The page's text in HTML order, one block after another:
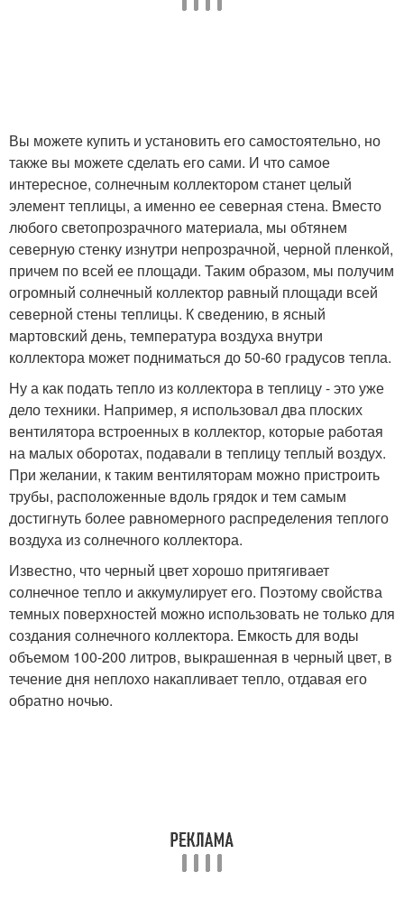
Вы можете купить и установить его самостоятельно, но
также вы можете сделать его сами. И что самое
интересное, солнечным коллектором станет целый
элемент теплицы, а именно ее северная стена. Вместо
любого светопрозрачного материала, мы обтянем
северную стенку изнутри непрозрачной, черной пленкой,
причем по всей ее площади. Таким образом, мы получим
огромный солнечный коллектор равный площади всей
северной стены теплицы. К сведению, в ясный
мартовский день, температура воздуха внутри
коллектора может подниматься до 50-60 градусов тепла.
Ну а как подать тепло из коллектора в теплицу - это уже
дело техники. Например, я использовал два плоских
вентилятора встроенных в коллектор, которые работая
на малых оборотах, подавали в теплицу теплый воздух.
При желании, к таким вентиляторам можно пристроить
трубы, расположенные вдоль грядок и тем самым
достигнуть более равномерного распределения теплого
воздуха из солнечного коллектора.
Известно, что черный цвет хорошо притягивает
солнечное тепло и аккумулирует его. Поэтому свойства
темных поверхностей можно использовать не только для
создания солнечного коллектора. Емкость для воды
объемом 100-200 литров, выкрашенная в черный цвет, в
течение дня неплохо накапливает тепло, отдавая его
обратно ночью.